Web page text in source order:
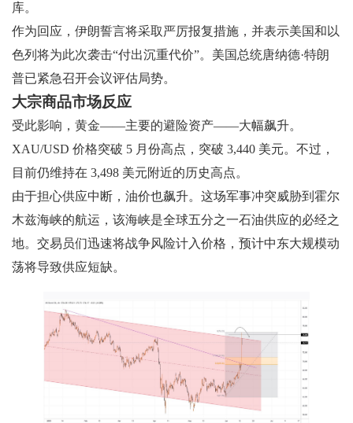
库。
作为回应，伊朗誓言将采取严厉报复措施，并表示美国和以
色列将为此次袭击“付出沉重代价”。美国总统唐纳德·特朗
普已紧急召开会议评估局势。
大宗商品市场反应
受此影响，黄金——主要的避险资产——大幅飙升。
XAU/USD 价格突破 5 月份高点，突破 3,440 美元。不过，
目前仍维持在 3,498 美元附近的历史高点。
由于担心供应中断，油价也飙升。这场军事冲突威胁到霍尔
木兹海峡的航运，该海峡是全球五分之一石油供应的必经之
地。交易员们迅速将战争风险计入价格，预计中东大规模动
荡将导致供应短缺。